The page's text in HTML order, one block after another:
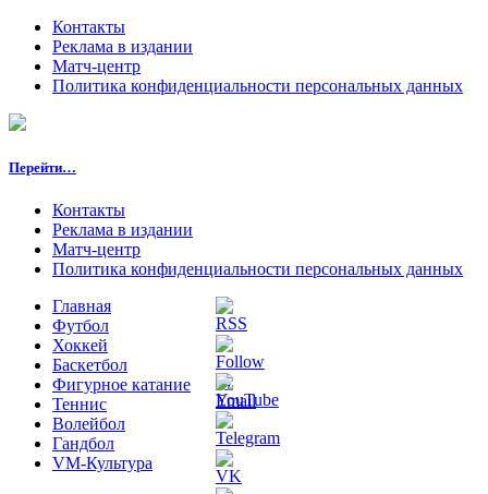
Контакты
Реклама в издании
Матч-центр
Политика конфиденциальности персональных данных
Перейти…
Контакты
Реклама в издании
Матч-центр
Политика конфиденциальности персональных данных
Главная
Футбол
Хоккей
Баскетбол
Фигурное катание
Теннис
Волейбол
Гандбол
VM-Культура